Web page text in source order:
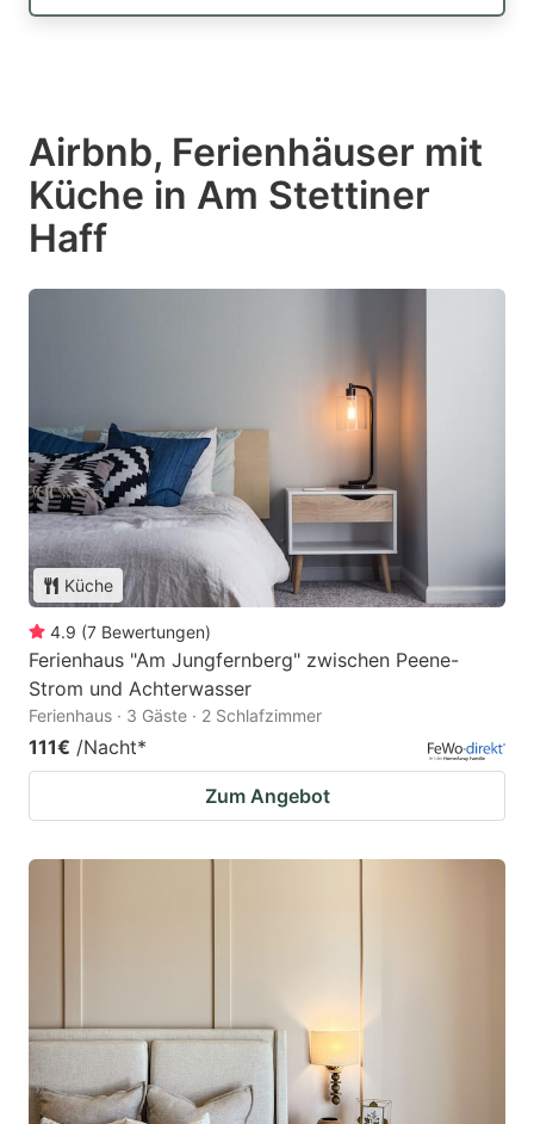
Airbnb, Ferienhäuser mit
Küche in Am Stettiner
Haff
Küche
4.9 (7 Bewertungen)
Ferienhaus "Am Jungfernberg" zwischen Peene-
Strom und Achterwasser
Ferienhaus · 3 Gäste · 2 Schlafzimmer
111€ /Nacht*
Zum Angebot